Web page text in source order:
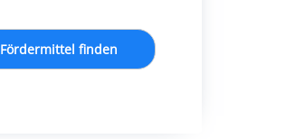
Fördermittel finden